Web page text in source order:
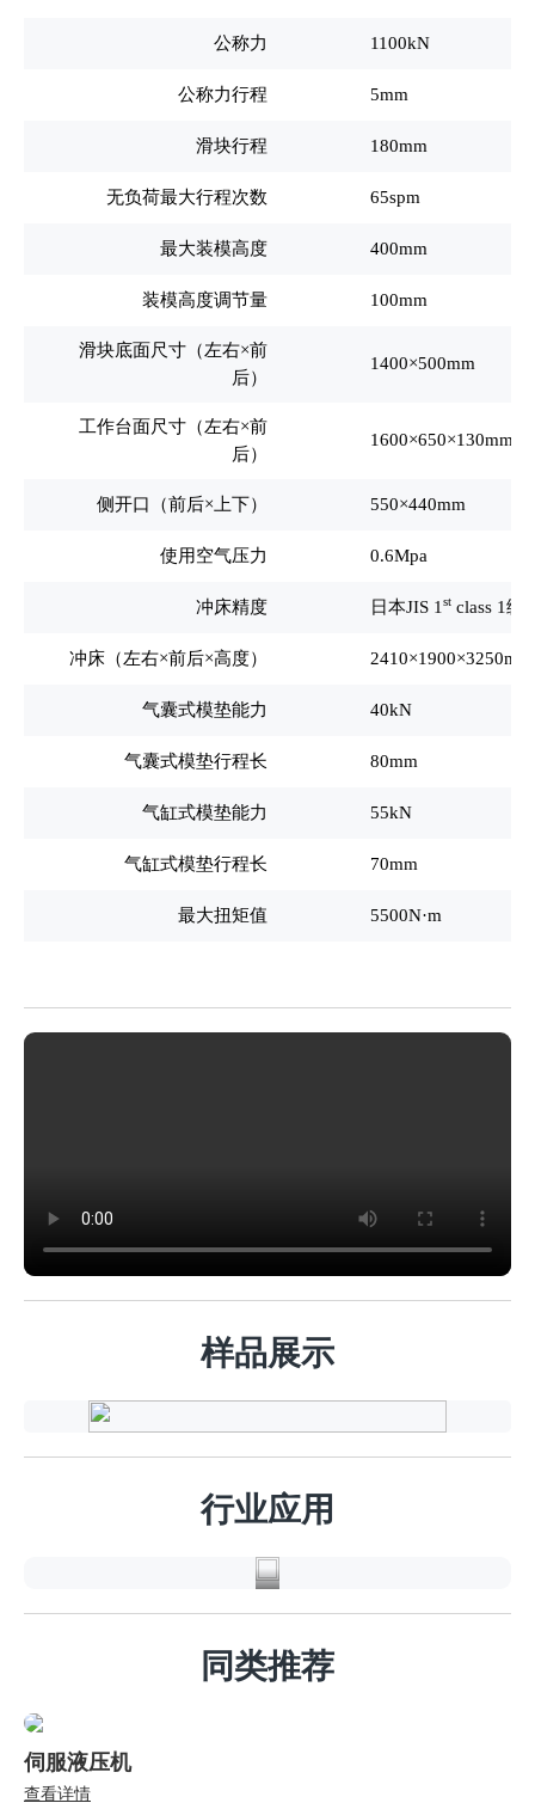
公称力 1100kN
公称力行程 5mm
滑块行程 180mm
无负荷最大行程次数 65spm
最大装模高度 400mm
装模高度调节量 100mm
滑块底面尺寸（左右×前
后）
1400×500mm
工作台面尺寸（左右×前
后）
1600×650×130mm
侧开口（前后×上下） 550×440mm
使用空气压力 0.6Mpa
冲床精度 日本JIS 1 st class 1级
冲床（左右×前后×高度） 2410×1900×3250mm
气囊式模垫能力 40kN
气囊式模垫行程长 80mm
气缸式模垫能力 55kN
气缸式模垫行程长 70mm
最大扭矩值 5500N·m
样品展示
行业应用
汽
车
行
业
同类推荐
伺服液压机
查看详情